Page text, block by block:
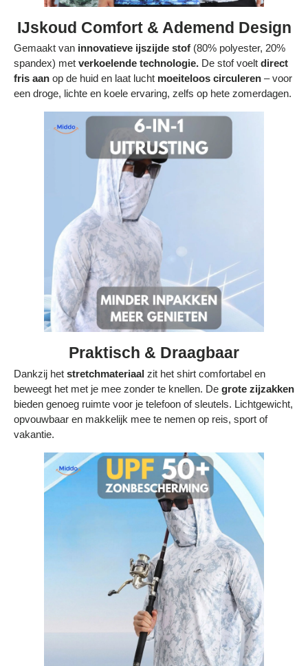
IJskoud Comfort & Ademend Design
Gemaakt van innovatieve ijszijde stof (80% polyester, 20%
spandex) met verkoelende technologie. De stof voelt direct
fris aan op de huid en laat lucht moeiteloos circuleren – voor
een droge, lichte en koele ervaring, zelfs op hete zomerdagen.
Praktisch & Draagbaar
Dankzij het stretchmateriaal zit het shirt comfortabel en
beweegt het met je mee zonder te knellen. De grote zijzakken
bieden genoeg ruimte voor je telefoon of sleutels. Lichtgewicht,
opvouwbaar en makkelijk mee te nemen op reis, sport of
vakantie.